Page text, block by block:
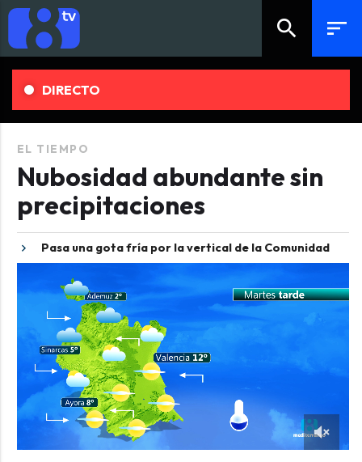
search sort
DIRECTO
EL TIEMPO
Nubosidad abundante sin
precipitaciones
Pasa una gota fría por la vertical de la Comunidad